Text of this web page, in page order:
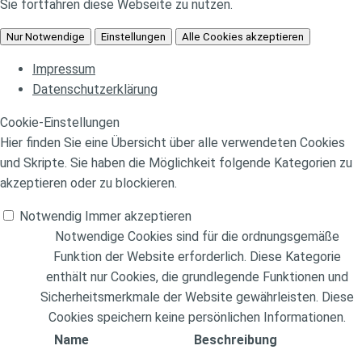
Sie fortfahren diese Webseite zu nutzen.
Nur Notwendige Einstellungen Alle Cookies akzeptieren
Impressum
Datenschutzerklärung
Cookie-Einstellungen
Hier finden Sie eine Übersicht über alle verwendeten Cookies
und Skripte. Sie haben die Möglichkeit folgende Kategorien zu
akzeptieren oder zu blockieren.
Notwendig Immer akzeptieren
Notwendige Cookies sind für die ordnungsgemäße
Funktion der Website erforderlich. Diese Kategorie
enthält nur Cookies, die grundlegende Funktionen und
Sicherheitsmerkmale der Website gewährleisten. Diese
Cookies speichern keine persönlichen Informationen.
Name
Beschreibung